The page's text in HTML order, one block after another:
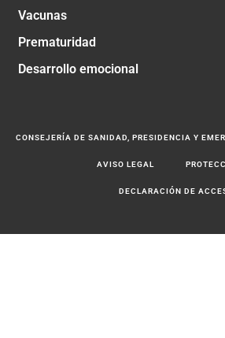
Vacunas
Prematuridad
Desarrollo emocional
CONSEJERÍA DE SANIDAD, PRESIDENCIA Y
AVISO LEGAL
DECLARACIÓN DE